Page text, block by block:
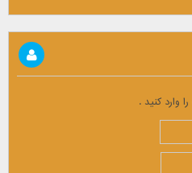
وارد کنید .